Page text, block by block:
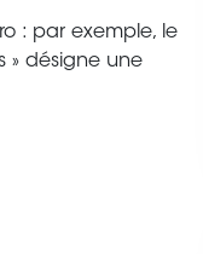
: par exemple, le
» désigne une